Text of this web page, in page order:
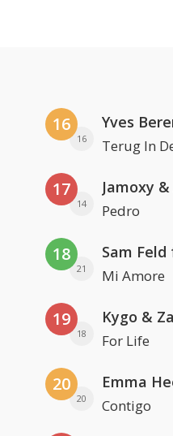
16
16
Yves
Terug In
17
14 Pedro
18
21
Sam
Mi Amore
19
18
Kygo &
For Life
20
20
Emma
Contigo